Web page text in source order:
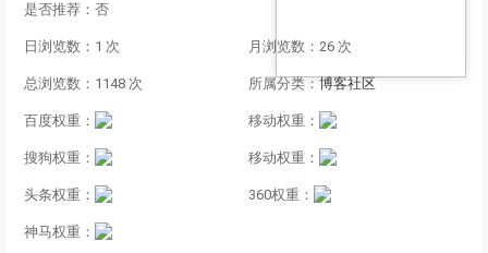
是否推荐：否
日浏览数：1 次 月浏览数：26 次
总浏览数：1148 次 所属分类： 博客社区
百度权重： 移动权重：
搜狗权重： 移动权重：
头条权重： 360权重：
神马权重：